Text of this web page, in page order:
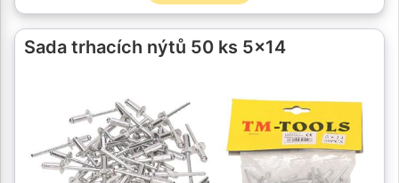
Sada trhacích nýtů 50 ks 5x14